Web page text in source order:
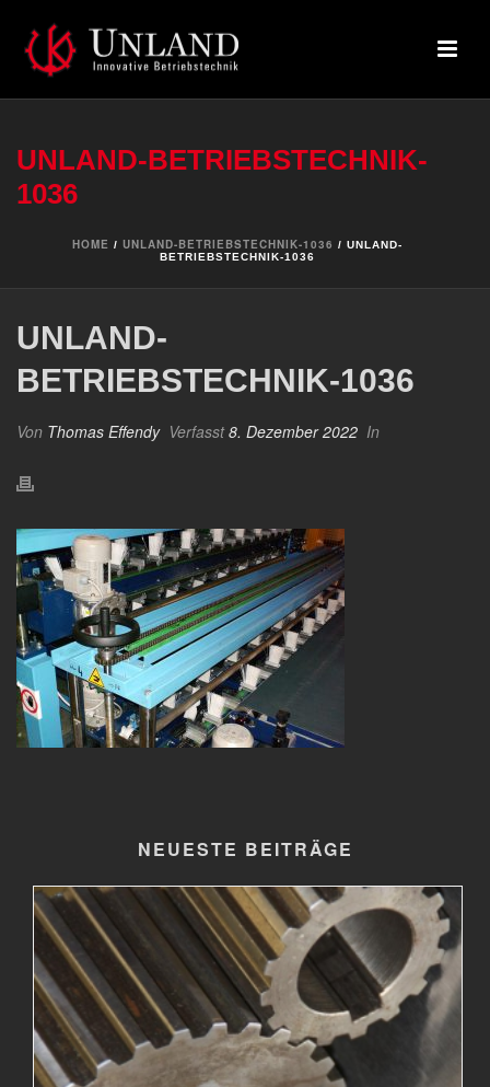
UNLAND-BETRIEBSTECHNIK-
1036
HOME / UNLAND-BETRIEBSTECHNIK-1036 / UNLAND-
BETRIEBSTECHNIK-1036
UNLAND-
BETRIEBSTECHNIK-1036
Von Thomas Effendy Verfasst8. Dezember 2022 In
NEUESTE BEITRÄGE